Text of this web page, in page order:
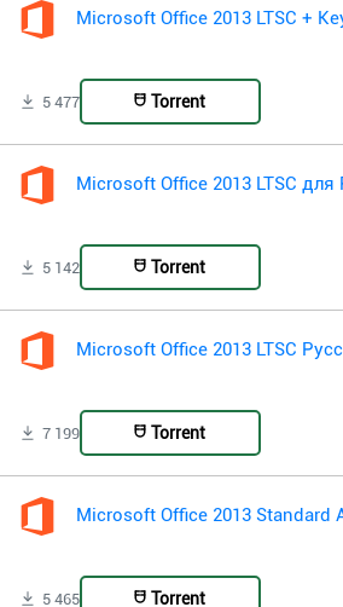
Microsoft Office 2013 LTSC +
5 477 Torrent
Microsoft Office 2013 LTSC для
5 142 Torrent
Microsoft Office 2013 LTSC
7 199 Torrent
Microsoft Office 2013 Standard
5 465 Torrent